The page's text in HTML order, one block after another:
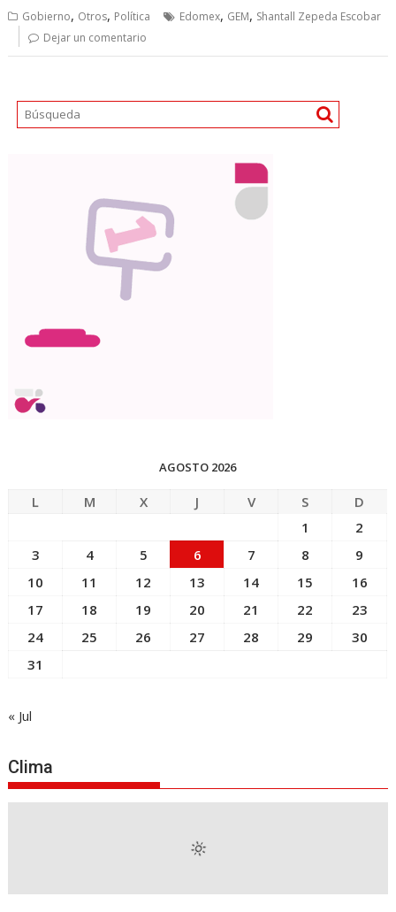
Gobierno, Otros, Política Edomex, GEM, Shantall Zepeda Escobar
Dejar un comentario
AGOSTO 2026
L M X J V S
D
1
2
3
4 5 6 7 8
9
10
11 12 13 14 15
16
17
18 19 20 21 22
23
24
25 26 27 28 29
30
31
« Jul
Clima